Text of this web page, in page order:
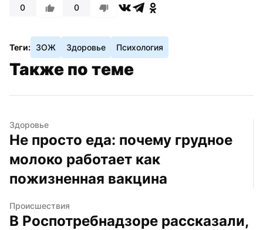
0 0
Теги: ЗОЖ Здоровье Психология
Также по теме
Здоровье
Не просто еда: почему грудное
молоко работает как
пожизненная вакцина
Происшествия
В Роспотребнадзоре рассказали,